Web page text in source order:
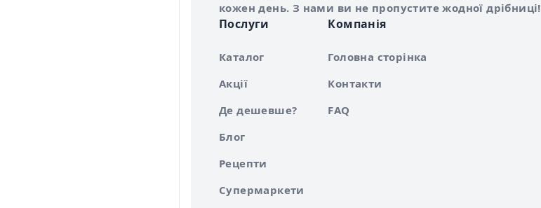
кожен день. З нами ви не пропустите жодної дрібниці!
Послуги
Каталог
Акції
Де дешевше?
Блог
Рецепти
Супермаркети
Компанія
Головна сторінка
Контакти
FAQ